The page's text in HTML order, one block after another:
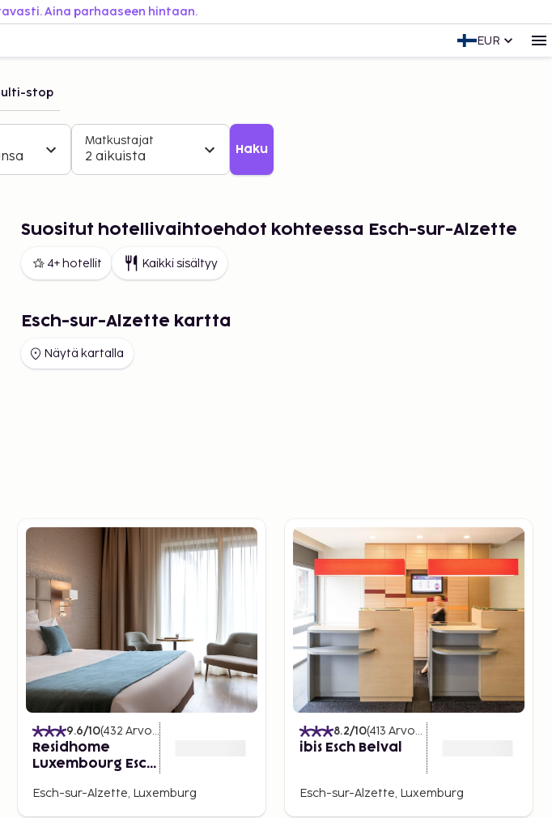
Aina parhaaseen hintaan.
EUR
stop
Matkustajat
2 aikuista Haku
Suositut hotellivaihtoehdot kohteessa Esch-sur-Alzette
4+ hotellit Kaikki sisältyy
Esch-sur-Alzette kartta
Näytä kartalla
9.6/10(432 Arvostelut
Residhome
Luxembourg Esch
Esch-sur-Alzette, Luxemburg
8.2/10(413 Arvostelut
ibis Esch Belval
Esch-sur-Alzette, Luxemburg